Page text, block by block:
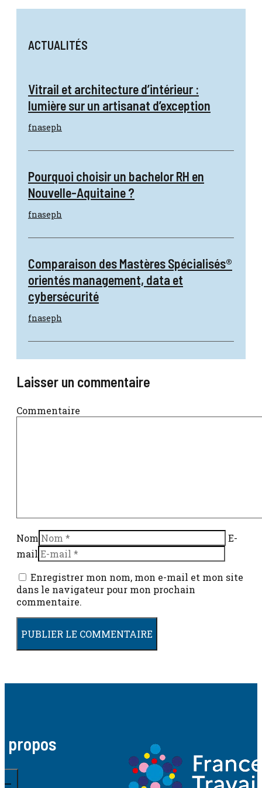
ACTUALITÉS
Vitrail et architecture d’intérieur :
lumière sur un artisanat d’exception
fnaseph
Pourquoi choisir un bachelor RH en
Nouvelle-Aquitaine ?
fnaseph
Comparaison des Mastères Spécialisés®
orientés management, data et
cybersécurité
fnaseph
Laisser un commentaire
Commentaire
Nom
E-
mail
Enregistrer mon nom, mon e-mail et mon site
dans le navigateur pour mon prochain
commentaire.
propos